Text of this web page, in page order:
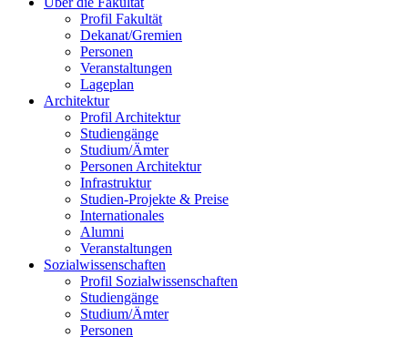
Profil Fakultät
Dekanat/Gremien
Personen
Veranstaltungen
Lageplan
Architektur
Profil Architektur
Studiengänge
Studium/Ämter
Personen Architektur
Infrastruktur
Studien-Projekte & Preise
Internationales
Alumni
Veranstaltungen
Sozialwissenschaften
Profil Sozialwissenschaften
Studiengänge
Studium/Ämter
Personen